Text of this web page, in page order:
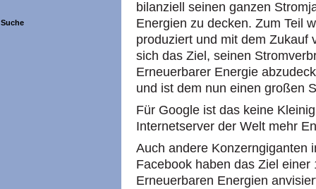
Suche
bilanziell seinen ganzen
Energien zu decken. Zum Teil
produziert und mit dem Zukauf
sich das Ziel, seinen
Erneuerbarer Energie
und ist dem nun einen großen
Für Google ist das keine
Internetserver der Welt mehr
Auch andere Konzerngiganten
Facebook haben das Ziel
Erneuerbaren Energien